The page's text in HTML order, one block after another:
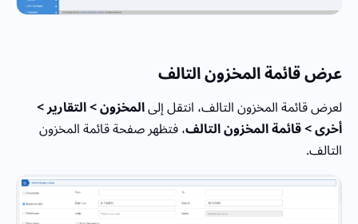
عرض قائمة المخزون التالف
لعرض قائمة المخزون التالف، انتقل إلىالمخزون > التقارير >
أخرى > قائمة المخزون التالف، فتظهر صفحة قائمة المخزون
التالف.